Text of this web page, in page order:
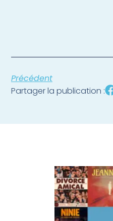
Précédent
Partager la publication :